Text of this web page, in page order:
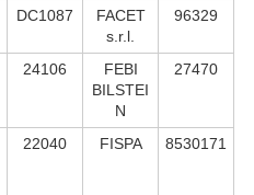
DC1087
FACET
s.r.l.
96329
24106
FEBI
BILSTEI
N
27470
22040 FISPA 8530171